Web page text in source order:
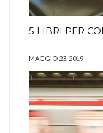
5 LIBRI PER
MAGGIO 23, 2019